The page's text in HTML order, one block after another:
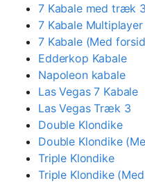
7 Kabale med træk 3
7 Kabale Multiplayer
7 Kabale (Med
Edderkop Kabale
Napoleon kabale
Las Vegas 7 Kabale
Las Vegas Træk 3
Double Klondike
Double Klondike
Triple Klondike
Triple Klondike